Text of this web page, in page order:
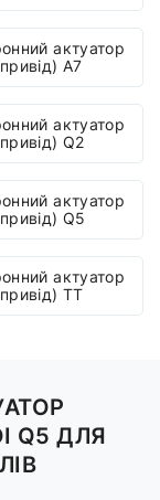
актуатор
A7
актуатор
Q2
актуатор
Q5
актуатор
TT
Q5 ДЛЯ